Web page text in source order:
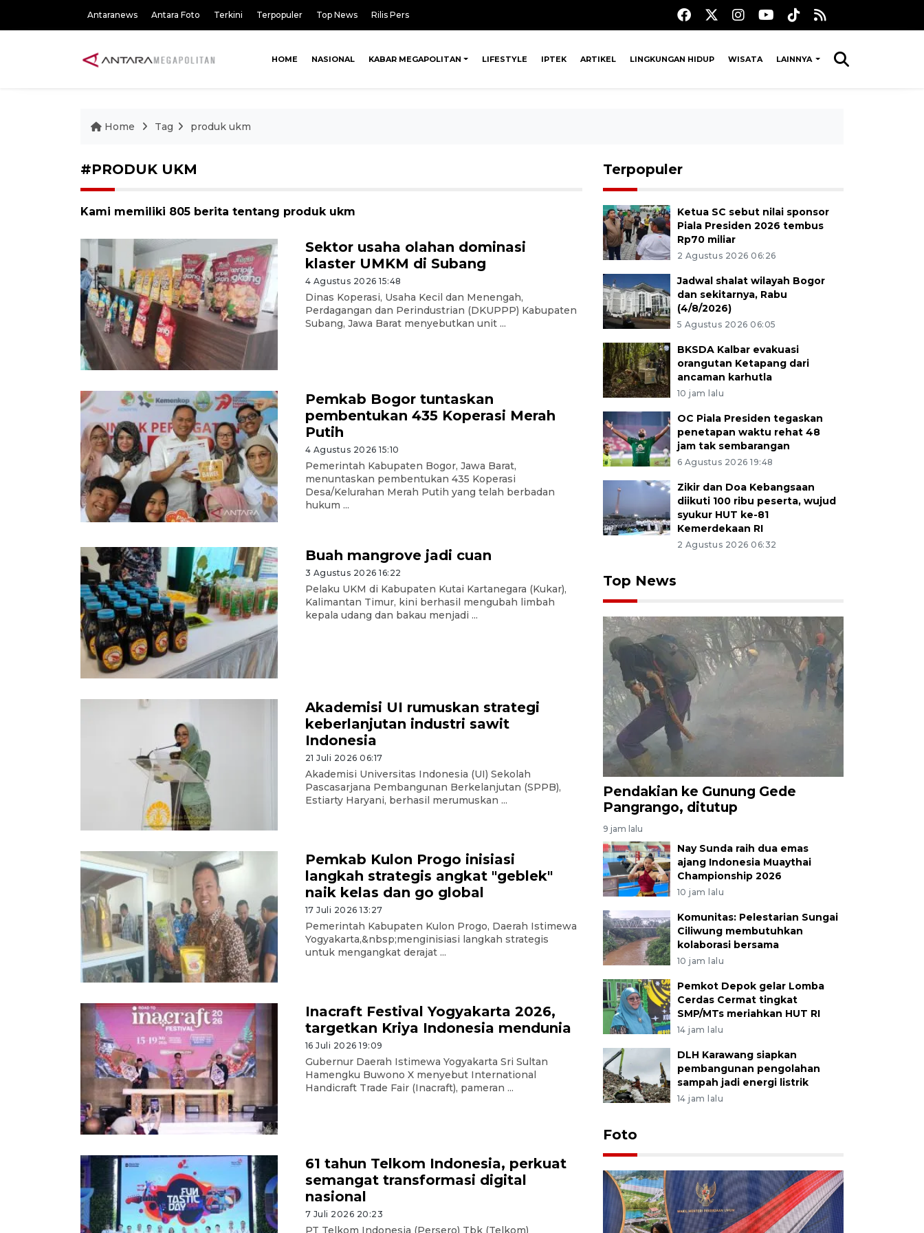
Antaranews Antara Foto Terkini Terpopuler Top News Rilis Pers
HOME NASIONAL KABAR MEGAPOLITAN LIFESTYLE IPTEK ARTIKEL LINGKUNGAN HIDUP WISATA LAINNYA
Home Tag produk ukm
#PRODUK UKM
Kami memiliki 805 berita tentang produk ukm
Sektor usaha olahan dominasi
klaster UMKM di Subang
4 Agustus 2026 15:48
Dinas Koperasi, Usaha Kecil dan Menengah,
Perdagangan dan Perindustrian (DKUPPP) Kabupaten
Subang, Jawa Barat menyebutkan unit ...
Pemkab Bogor tuntaskan
pembentukan 435 Koperasi Merah
Putih
4 Agustus 2026 15:10
Pemerintah Kabupaten Bogor, Jawa Barat,
menuntaskan pembentukan 435 Koperasi
Desa/Kelurahan Merah Putih yang telah berbadan
hukum ...
Buah mangrove jadi cuan
3 Agustus 2026 16:22
Pelaku UKM di Kabupaten Kutai Kartanegara (Kukar),
Kalimantan Timur, kini berhasil mengubah limbah
kepala udang dan bakau menjadi ...
Akademisi UI rumuskan strategi
keberlanjutan industri sawit
Indonesia
21 Juli 2026 06:17
Akademisi Universitas Indonesia (UI) Sekolah
Pascasarjana Pembangunan Berkelanjutan (SPPB),
Estiarty Haryani, berhasil merumuskan ...
Pemkab Kulon Progo inisiasi
langkah strategis angkat "geblek"
naik kelas dan go global
17 Juli 2026 13:27
Pemerintah Kabupaten Kulon Progo, Daerah Istimewa
Yogyakarta,&nbsp;menginisiasi langkah strategis
untuk mengangkat derajat ...
Inacraft Festival Yogyakarta 2026,
targetkan Kriya Indonesia mendunia
16 Juli 2026 19:09
Gubernur Daerah Istimewa Yogyakarta Sri Sultan
Hamengku Buwono X menyebut International
Handicraft Trade Fair (Inacraft), pameran ...
61 tahun Telkom Indonesia, perkuat
semangat transformasi digital
nasional
7 Juli 2026 20:23
Terpopuler
Ketua SC sebut nilai sponsor
Piala Presiden 2026 tembus
Rp70 miliar
2 Agustus 2026 06:26
Jadwal shalat wilayah Bogor
dan sekitarnya, Rabu
(4/8/2026)
5 Agustus 2026 06:05
BKSDA Kalbar evakuasi
orangutan Ketapang dari
ancaman karhutla
10 jam lalu
OC Piala Presiden tegaskan
penetapan waktu rehat 48
jam tak sembarangan
6 Agustus 2026 19:48
Zikir dan Doa Kebangsaan
diikuti 100 ribu peserta, wujud
syukur HUT ke-81
Kemerdekaan RI
2 Agustus 2026 06:32
Top News
Pendakian ke Gunung Gede
Pangrango, ditutup
9 jam lalu
Nay Sunda raih dua emas
ajang Indonesia Muaythai
Championship 2026
10 jam lalu
Komunitas: Pelestarian Sungai
Ciliwung membutuhkan
kolaborasi bersama
10 jam lalu
Pemkot Depok gelar Lomba
Cerdas Cermat tingkat
SMP/MTs meriahkan HUT RI
14 jam lalu
DLH Karawang siapkan
pembangunan pengolahan
sampah jadi energi listrik
14 jam lalu
Foto